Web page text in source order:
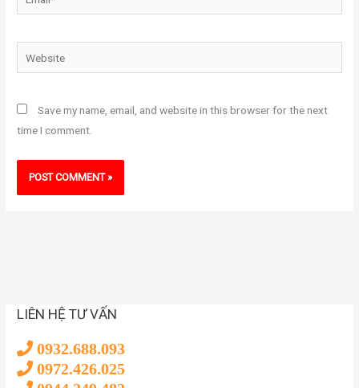
Website
Save my name, email, and website in this browser for the next
time I comment.
LIÊN HỆ TƯ VẤN
0932.688.093
0972.426.025